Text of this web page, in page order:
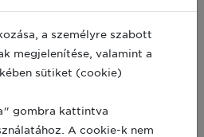
Magyarország Nonprofit
az érdeklődőket a
Felhasználó Csoport
soron
a személyre szabott
megjelenítése, valamint a
sütiket (cookie)
gombra kattintva
A cookie-k nem